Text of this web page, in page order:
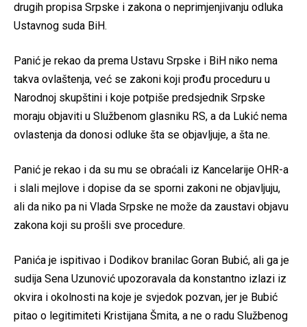
drugih propisa Srpske i zakona o neprimjenjivanju odluka
Ustavnog suda BiH.
Panić je rekao da prema Ustavu Srpske i BiH niko nema
takva ovlaštenja, već se zakoni koji prođu proceduru u
Narodnoj skupštini i koje potpiše predsjednik Srpske
moraju objaviti u Službenom glasniku RS, a da Lukić nema
ovlastenja da donosi odluke šta se objavljuje, a šta ne.
Panić je rekao i da su mu se obraćali iz Kancelarije OHR-a
i slali mejlove i dopise da se sporni zakoni ne objavljuju,
ali da niko pa ni Vlada Srpske ne može da zaustavi objavu
zakona koji su prošli sve procedure.
Panića je ispitivao i Dodikov branilac Goran Bubić, ali ga je
sudija Sena Uzunović upozoravala da konstantno izlazi iz
okvira i okolnosti na koje je svjedok pozvan, jer je Bubić
pitao o legitimiteti Kristijana Šmita, a ne o radu Službenog